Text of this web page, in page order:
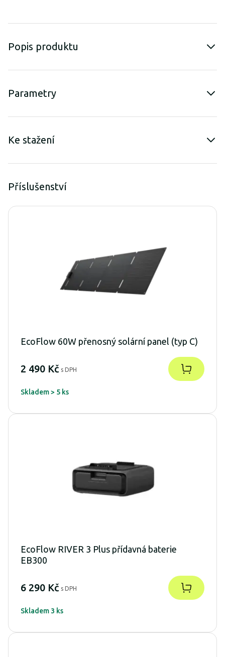
Popis produktu
Parametry
Ke stažení
Příslušenství
EcoFlow 60W přenosný solární panel (typ C)
2 490 Kč s DPH
Skladem > 5 ks
EcoFlow RIVER 3 Plus přídavná baterie
EB300
6 290 Kč s DPH
Skladem 3 ks